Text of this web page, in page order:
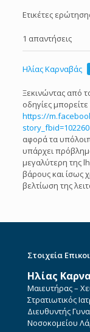
Ετικέτες
1 απαντήσεις
Ηλίας Καρναβάς
Ξεκινώντας από
οδηγίες
https://
αφορά τα
υπάρχει
μεγαλύτερη της
βάρους και ίσως
βελτίωση της
Στοιχεία
Ηλίας
Μαιευτήρας –
Στρατιωτικός
Διευθυντής
Νοσοκομείου